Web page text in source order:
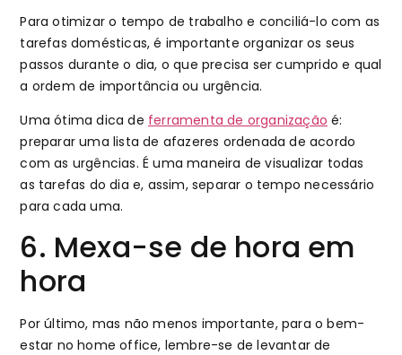
Para otimizar o tempo de trabalho e conciliá-lo com as
tarefas domésticas, é importante organizar os seus
passos durante o dia, o que precisa ser cumprido e qual
a ordem de importância ou urgência.
Uma ótima dica de ferramenta de organização é:
preparar uma lista de afazeres ordenada de acordo
com as urgências. É uma maneira de visualizar todas
as tarefas do dia e, assim, separar o tempo necessário
para cada uma.
6. Mexa-se de hora em
hora
Por último, mas não menos importante, para o bem-
estar no home office, lembre-se de levantar de